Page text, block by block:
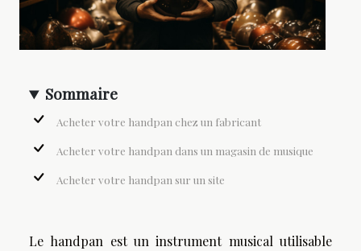
Sommaire
Acheter votre handpan chez un fabricant
Acheter votre handpan dans un magasin de musique
Acheter votre handpan sur un site
Le handpan est un instrument musical utilisable